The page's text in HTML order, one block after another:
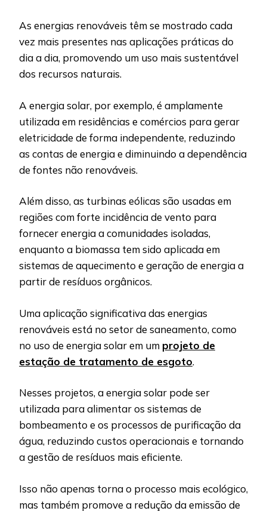
As energias renováveis têm se mostrado cada
vez mais presentes nas aplicações práticas do
dia a dia, promovendo um uso mais sustentável
dos recursos naturais.
A energia solar, por exemplo, é amplamente
utilizada em residências e comércios para gerar
eletricidade de forma independente, reduzindo
as contas de energia e diminuindo a dependência
de fontes não renováveis.
Além disso, as turbinas eólicas são usadas em
regiões com forte incidência de vento para
fornecer energia a comunidades isoladas,
enquanto a biomassa tem sido aplicada em
sistemas de aquecimento e geração de energia a
partir de resíduos orgânicos.
Uma aplicação significativa das energias
renováveis está no setor de saneamento, como
no uso de energia solar em um projeto de
estação de tratamento de esgoto.
Nesses projetos, a energia solar pode ser
utilizada para alimentar os sistemas de
bombeamento e os processos de purificação da
água, reduzindo custos operacionais e tornando
a gestão de resíduos mais eficiente.
Isso não apenas torna o processo mais ecológico,
mas também promove a redução da emissão de